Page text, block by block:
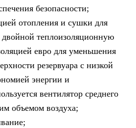
безопасности;
отопления и сушки для
двойной теплоизоляционную
евро для уменьшения
резервуара с низкой
энергии и
вентилятор среднего
объемом воздуха;